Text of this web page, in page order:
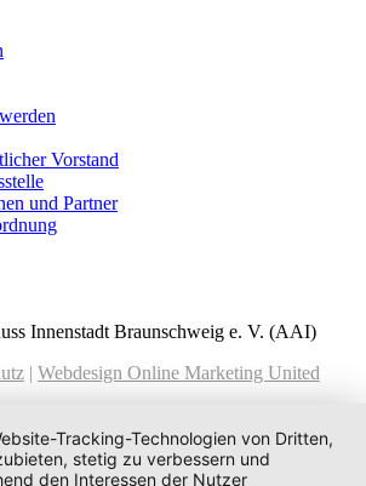
Vorstand
und Partner
Innenstadt Braunschweig e. V. (AAI)
| Webdesign Online Marketing United
Tracking-Technologien von Dritten,
stetig zu verbessern und
den Interessen der Nutzer